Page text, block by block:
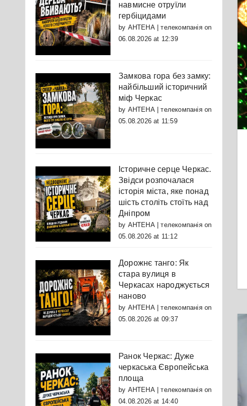
навмисне отруїли
гербіцидами
by АНТЕНА | телекомпаніяon
06.08.2026 at 12:39
Замкова гора без замку:
найбільший історичний
міф Черкас
by АНТЕНА | телекомпаніяon
05.08.2026 at 11:59
Історичне серце Черкас.
Звідси розпочалася
історія міста, яке понад
шість століть стоїть над
Дніпром
by АНТЕНА | телекомпаніяon
05.08.2026 at 11:12
Дорожнє танго: Як
стара вулиця в
Черкасах народжується
наново
by АНТЕНА | телекомпаніяon
05.08.2026 at 09:37
Ранок Черкас: Дуже
черкаська Європейська
площа
by АНТЕНА | телекомпаніяon
04.08.2026 at 14:40